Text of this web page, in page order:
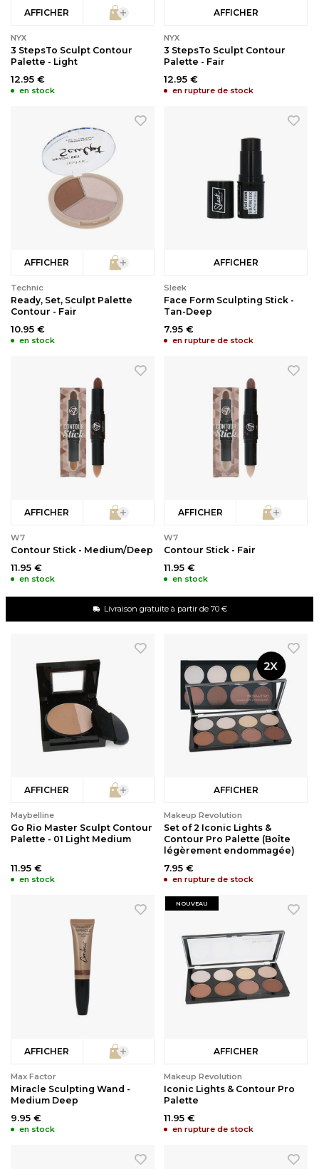
AFFICHER
NYX
3 StepsTo Sculpt Contour
Palette - Light
12.95 €
en stock
AFFICHER
NYX
3 StepsTo Sculpt Contour
Palette - Fair
12.95 €
en rupture de stock
AFFICHER
Technic
Ready, Set, Sculpt Palette
Contour - Fair
10.95 €
en stock
AFFICHER
Sleek
Face Form Sculpting Stick -
Tan-Deep
7.95 €
en rupture de stock
AFFICHER
W7
Contour Stick - Medium/Deep
11.95 €
en stock
AFFICHER
W7
Contour Stick - Fair
11.95 €
en stock
Livraison gratuite à partir de 70 €
AFFICHER
Maybelline
Go Rio Master Sculpt Contour
Palette - 01 Light Medium
11.95 €
en stock
AFFICHER
Makeup Revolution
Set of 2 Iconic Lights &
Contour Pro Palette (Boîte
légèrement endommagée)
7.95 €
en rupture de stock
AFFICHER
Max Factor
Miracle Sculpting Wand -
Medium Deep
9.95 €
en stock
NOUVEAU
AFFICHER
Makeup Revolution
Iconic Lights & Contour Pro
Palette
11.95 €
en rupture de stock